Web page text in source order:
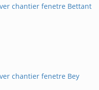
chantier fenetre Bettant
chantier fenetre Bey